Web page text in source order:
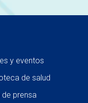
y eventos
de salud
de prensa